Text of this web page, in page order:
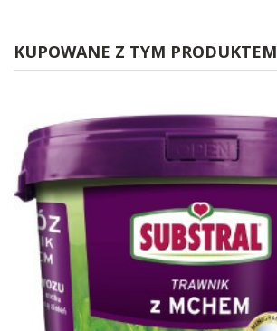
KUPOWANE Z TYM PRODUKTEM